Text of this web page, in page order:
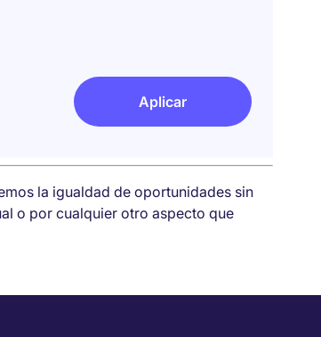
Aplicar
la igualdad de oportunidades sin
o por cualquier otro aspecto que